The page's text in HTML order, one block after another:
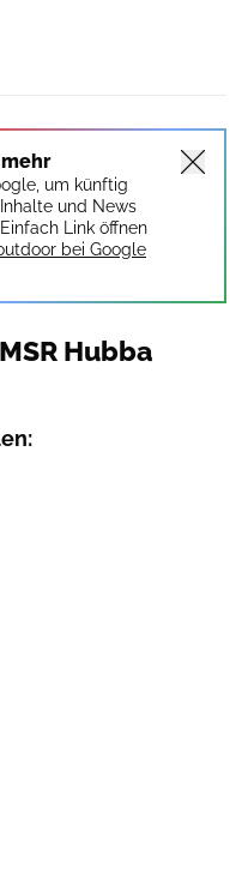
um künftig
und News
Link öffnen
bei Google
Hubba